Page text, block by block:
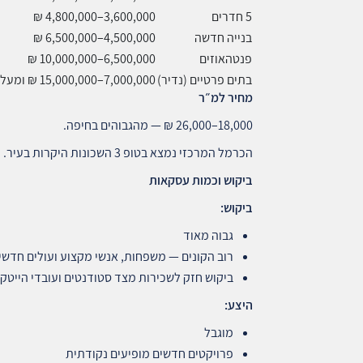
5 חדרים
3,600,000–4,800,000 ₪
בנייה חדשה
4,500,000–6,500,000 ₪
פנטהאוזים
6,500,000–10,000,000 ₪
בתים פרטיים (נדיר)7,000,000–15,000,000 ₪ ומעלה
מחיר למ״ר
18,000–26,000 ₪ — מהגבוהים בחיפה.
הכרמל המרכזי נמצא בטופ 3 השכונות היקרות בעיר.
ביקוש וכמות עסקאות
ביקוש:
גבוה מאוד
רוב הקונים — משפחות, אנשי מקצוע ועולים
ביקוש חזק לשכירות מצד סטודנטים ועובדי הייטק
היצע:
מוגבל
פרויקטים חדשים מופיעים נקודתית